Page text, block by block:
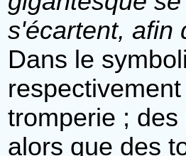
s'écartent, afin
Dans le
tromperie ;
alors que des